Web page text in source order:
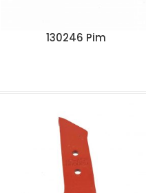
130246 Pim